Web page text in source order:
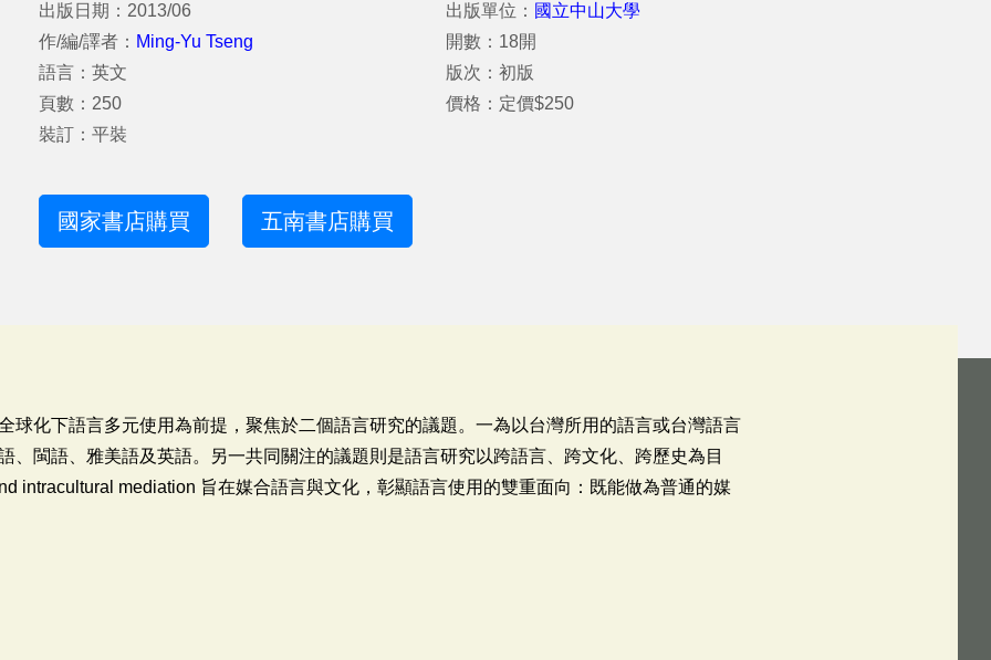
出版日期：2013/06
作/編/譯者： Ming-Yu Tseng
語言：英文
頁數：250
裝訂：平裝
出版單位： 國立中山大學
開數：18開
版次：初版
價格：定價$250
國家書店購買 五南書店購買
球化下語言多元使用為前提，聚焦於二個語言研究的議題。一為以台灣所用的語言或台灣語言
、閩語、雅美語及英語。另一共同關注的議題則是語言研究以跨語言、跨文化、跨歷史為目
intracultural mediation 旨在媒合語言與文化，彰顯語言使用的雙重面向：既能做為普通的媒